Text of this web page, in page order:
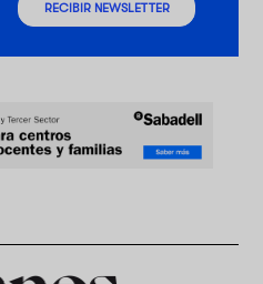
RECIBIR NEWSLETTER